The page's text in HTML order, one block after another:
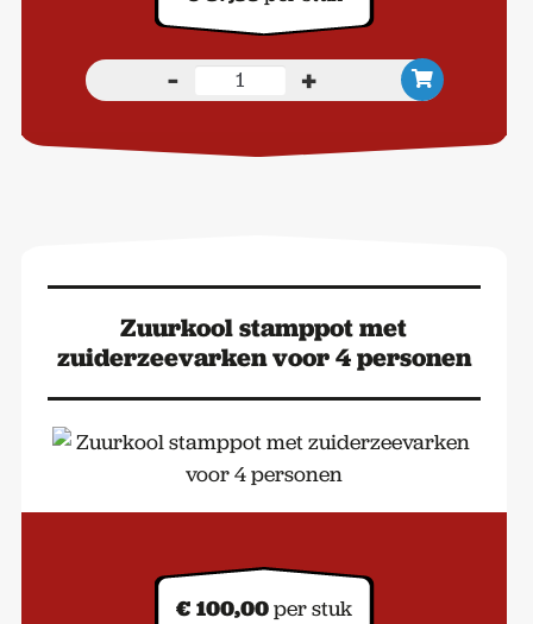
-
Borrelplank
Chateaubriand
+
Zuurkool stamppot met
zuiderzeevarken voor 4 personen
€ 100,00per stuk